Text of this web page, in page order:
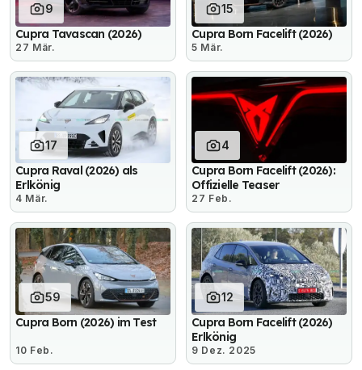
9
Cupra Tavascan (2026)
27 Mär.
15
Cupra Born Facelift (2026)
5 Mär.
17
Cupra Raval (2026) als
Erlkönig
4 Mär.
4
Cupra Born Facelift (2026):
Offizielle Teaser
27 Feb.
59
Cupra Born (2026) im Test
10 Feb.
12
Cupra Born Facelift (2026)
Erlkönig
9 Dez. 2025